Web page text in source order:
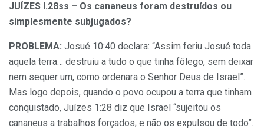
JUÍZES l.28ss – Os cananeus foram destruídos ou
simplesmente subjugados?
PROBLEMA: Josué 10:40 declara: “Assim feriu Josué toda
aquela terra… destruiu a tudo o que tinha fôlego, sem deixar
nem sequer um, como ordenara o Senhor Deus de Israel”.
Mas logo depois, quando o povo ocupou a terra que tinham
conquistado, Juízes 1:28 diz que Israel “sujeitou os
cananeus a trabalhos forçados; e não os expulsou de todo”.